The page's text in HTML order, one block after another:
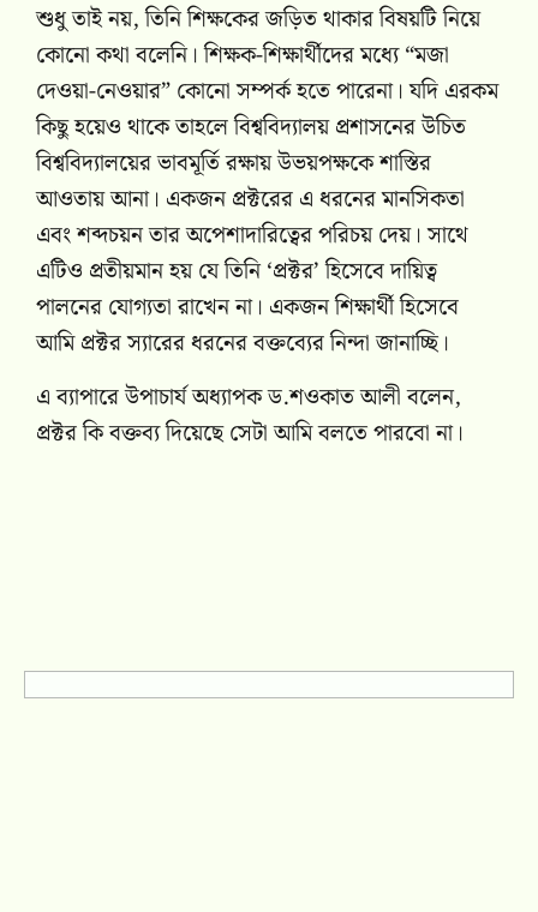
শুধু তাই নয়, তিনি শিক্ষকের জড়িত থাকার বিষয়টি নিয়ে
কোনো কথা বলেনি। শিক্ষক-শিক্ষার্থীদের মধ্যে “মজা
দেওয়া-নেওয়ার” কোনো সম্পর্ক হতে পারেনা। যদি এরকম
কিছু হয়েও থাকে তাহলে বিশ্ববিদ্যালয় প্রশাসনের উচিত
বিশ্ববিদ্যালয়ের ভাবমূর্তি রক্ষায় উভয়পক্ষকে শাস্তির
আওতায় আনা। একজন প্রক্টরের এ ধরনের মানসিকতা
এবং শব্দচয়ন তার অপেশাদারিত্বের পরিচয় দেয়। সাথে
এটিও প্রতীয়মান হয় যে তিনি ‘প্রক্টর’ হিসেবে দায়িত্ব
পালনের যোগ্যতা রাখেন না। একজন শিক্ষার্থী হিসেবে
আমি প্রক্টর স্যারের ধরনের বক্তব্যের নিন্দা জানাচ্ছি।
এ ব্যাপারে উপাচার্য অধ্যাপক ড.শওকাত আলী বলেন,
প্রক্টর কি বক্তব্য দিয়েছে সেটা আমি বলতে পারবো না।